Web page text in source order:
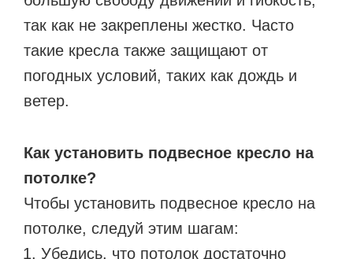
так как не закреплены жестко. Часто
такие кресла также защищают от
погодных условий, таких как дождь и
ветер.
Как установить подвесное кресло на
потолке?
Чтобы установить подвесное кресло на
потолке, следуй этим шагам:
Убедись, что потолок достаточно